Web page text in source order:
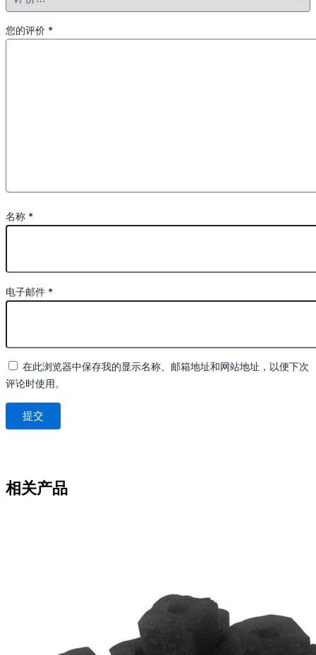
您的评价 *
名称 *
电子邮件 *
在此浏览器中保存我的显示名称、邮箱地址和网站地址，以便下次
评论时使用。
相关产品